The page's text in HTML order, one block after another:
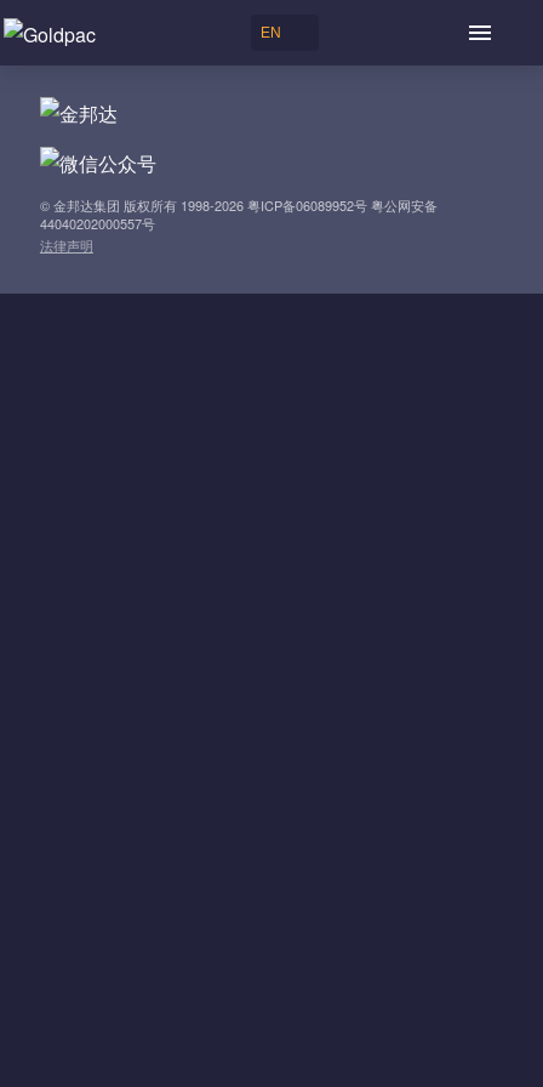
© 金邦达集团 版权所有 1998-2026 粤ICP备06089952号 粤公网安备
44040202000557号
法律声明